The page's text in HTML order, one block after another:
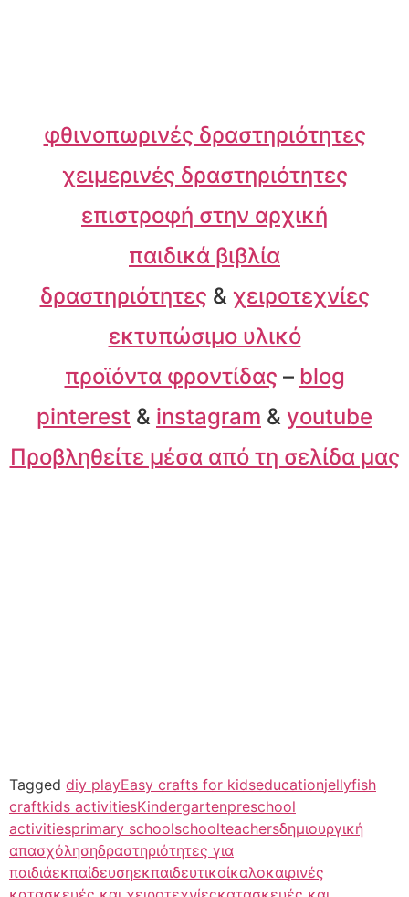
φθινοπωρινές δραστηριότητες
χειμερινές δραστηριότητες
επιστροφή στην αρχική
παιδικά βιβλία
δραστηριότητες & χειροτεχνίες
εκτυπώσιμο υλικό
προϊόντα φροντίδας – blog
pinterest & instagram & youtube
Προβληθείτε μέσα από τη σελίδα μας
Tagged diy playEasy crafts for kidseducationjellyfish
craftkids activitiesKindergartenpreschool
activitiesprimary schoolschoolteachersδημιουργική
απασχόλησηδραστηριότητες για
παιδιάεκπαίδευσηεκπαιδευτικοίκαλοκαιρινές